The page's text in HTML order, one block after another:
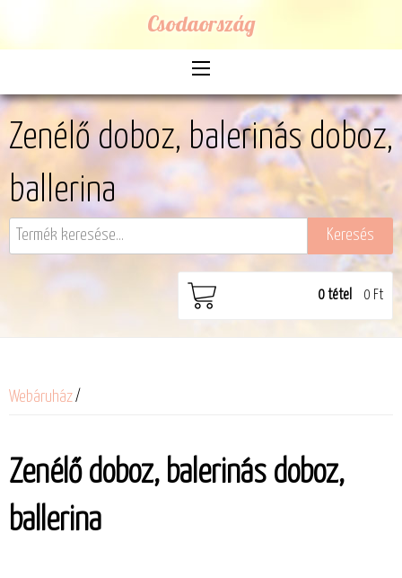
Csodaország
Zenélő doboz, balerinás doboz,
ballerina
0tétel 0 Ft
Webáruház/
Zenélő doboz, balerinás doboz,
ballerina